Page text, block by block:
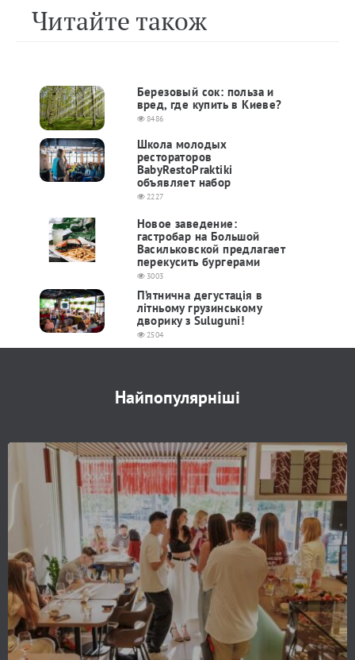
Читайте також
Березовый сок: польза и
вред, где купить в Киеве?
8486
Школа молодых
рестораторов
BabyRestoPraktiki
объявляет набор
2227
Новое заведение:
гастробар на Большой
Васильковской предлагает
перекусить бургерами
3003
П’ятнична дегустація в
літньому грузинському
дворику з Suluguni!
2504
Найпопулярніші